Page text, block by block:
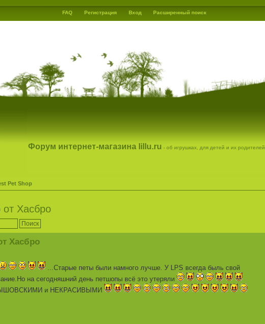
FAQ Регистрация Вход Расширенный поиск
Форум интернет-магазина lillu.ru - об игрушках, для детей и их родителей
Pet Shop
от Хасбро
Хасбро
...Старые петы были намного лучше. У LPS всегда быль свой
на сегодняшний день петшопы всё это утеряли
и НЕКРАСИВЫМИ